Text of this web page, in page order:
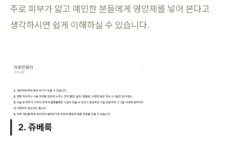
주로 피부가 얇고 예민한 분들에게 영양제를 넣어 본다고
생각하시면 쉽게 이해하실 수 있습니다.
2. 쥬베룩